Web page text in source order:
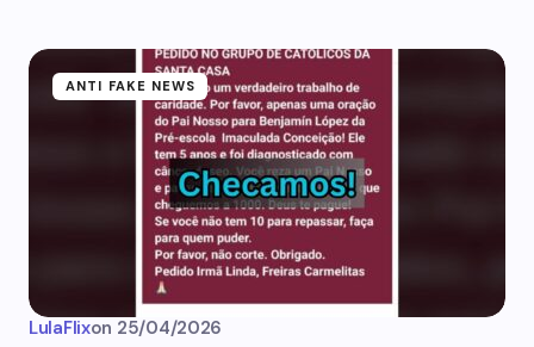
ANTI FAKE NEWS
LulaFlixon 25/04/2026